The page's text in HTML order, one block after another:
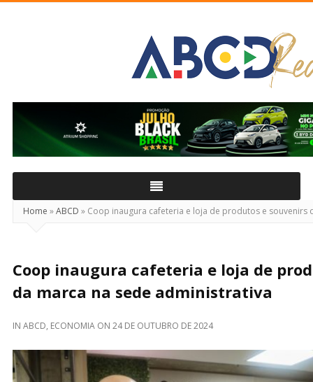
Real
Home »ABCD » Coop inaugura cafeteria e loja de produtos e souvenirs
Coop inaugura cafeteria e loja de
da marca na sede administrativa
IN ABCD, ECONOMIA ON 24 DE OUTUBRO DE 2024